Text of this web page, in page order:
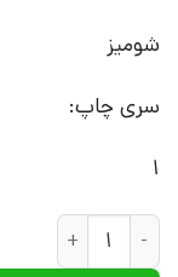
شومیز
سری چاپ:
1
کتاب بزرگان فلسفه